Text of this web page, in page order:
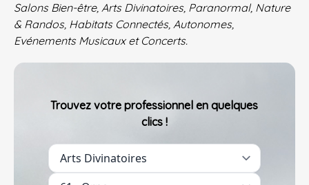
Salons Bien-être, Arts Divinatoires, Paranormal, Nature
& Randos, Habitats Connectés, Autonomes,
Evénements Musicaux et Concerts.
Trouvez votre professionnel en quelques
clics !